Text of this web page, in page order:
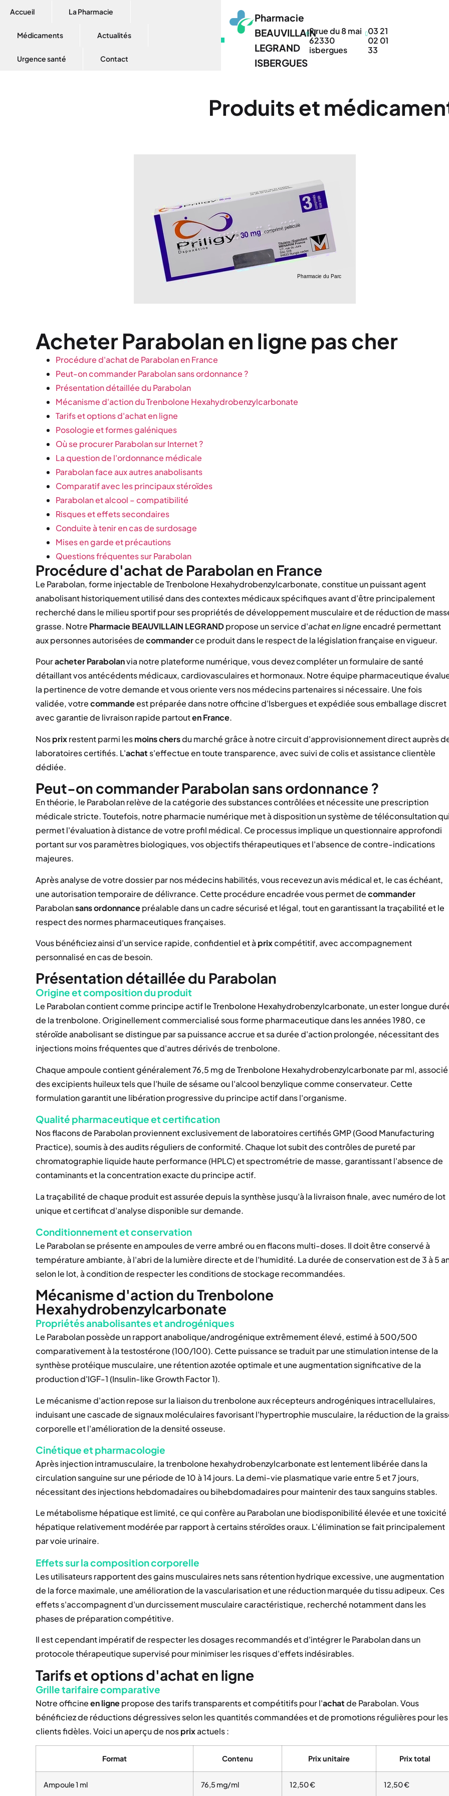
Pharmacie
BEAUVILLAIN
LEGRAND
ISBERGUES
9 rue du 8 mai
62330
isbergues
03 21
02 01
33
Accueil La Pharmacie
Médicaments Actualités
Urgence santé Contact
Produits et
Acheter Parabolan en ligne pas cher
Procédure d'achat de Parabolan en France
Peut-on commander Parabolan sans ordonnance ?
Présentation détaillée du Parabolan
Mécanisme d'action du Trenbolone Hexahydrobenzylcarbonate
Tarifs et options d'achat en ligne
Posologie et formes galéniques
Où se procurer Parabolan sur Internet ?
La question de l'ordonnance médicale
Parabolan face aux autres anabolisants
Comparatif avec les principaux stéroïdes
Parabolan et alcool – compatibilité
Risques et effets secondaires
Conduite à tenir en cas de surdosage
Mises en garde et précautions
Questions fréquentes sur Parabolan
Procédure d'achat de Parabolan en France
Le Parabolan, forme injectable de Trenbolone Hexahydrobenzylcarbonate, constitue un puissant agent
anabolisant historiquement utilisé dans des contextes médicaux spécifiques avant d'être principalement
recherché dans le milieu sportif pour ses propriétés de développement musculaire et de réduction de
grasse. Notre Pharmacie BEAUVILLAIN LEGRANDpropose un service d'achat en ligneencadré permettant
aux personnes autorisées decommanderce produit dans le respect de la législation française en vigueur.
Pouracheter Parabolanvia notre plateforme numérique, vous devez compléter un formulaire de santé
détaillant vos antécédents médicaux, cardiovasculaires et hormonaux. Notre équipe pharmaceutique
la pertinence de votre demande et vous oriente vers nos médecins partenaires si nécessaire. Une fois
validée, votrecommandeest préparée dans notre officine d'Isbergues et expédiée sous emballage discret
avec garantie de livraison rapide partouten France.
Nosprixrestent parmi lesmoins chersdu marché grâce à notre circuit d'approvisionnement direct auprès
laboratoires certifiés. L'achat s'effectue en toute transparence, avec suivi de colis et assistance clientèle
dédiée.
Peut-on commander Parabolan sans ordonnance ?
En théorie, le Parabolan relève de la catégorie des substances contrôlées et nécessite une prescription
médicale stricte. Toutefois, notre pharmacie numérique met à disposition un système de téléconsultation
permet l'évaluation à distance de votre profil médical. Ce processus implique un questionnaire approfondi
portant sur vos paramètres biologiques, vos objectifs thérapeutiques et l'absence de contre-indications
majeures.
Après analyse de votre dossier par nos médecins habilités, vous recevez un avis médical et, le cas échéant,
une autorisation temporaire de délivrance. Cette procédure encadrée vous permet decommander
Parabolansans ordonnancepréalable dans un cadre sécurisé et légal, tout en garantissant la traçabilité et le
respect des normes pharmaceutiques françaises.
Vous bénéficiez ainsi d'un service rapide, confidentiel et à prixcompétitif, avec accompagnement
personnalisé en cas de besoin.
Présentation détaillée du Parabolan
Origine et composition du produit
Le Parabolan contient comme principe actif le Trenbolone Hexahydrobenzylcarbonate, un ester longue
de la trenbolone. Originellement commercialisé sous forme pharmaceutique dans les années 1980, ce
stéroïde anabolisant se distingue par sa puissance accrue et sa durée d'action prolongée, nécessitant des
injections moins fréquentes que d'autres dérivés de trenbolone.
Chaque ampoule contient généralement 76,5 mg de Trenbolone Hexahydrobenzylcarbonate par ml, associé
des excipients huileux tels que l'huile de sésame ou l'alcool benzylique comme conservateur. Cette
formulation garantit une libération progressive du principe actif dans l'organisme.
Qualité pharmaceutique et certification
Nos flacons de Parabolan proviennent exclusivement de laboratoires certifiés GMP (Good Manufacturing
Practice), soumis à des audits réguliers de conformité. Chaque lot subit des contrôles de pureté par
chromatographie liquide haute performance (HPLC) et spectrométrie de masse, garantissant l'absence de
contaminants et la concentration exacte du principe actif.
La traçabilité de chaque produit est assurée depuis la synthèse jusqu'à la livraison finale, avec numéro de lot
unique et certificat d'analyse disponible sur demande.
Conditionnement et conservation
Le Parabolan se présente en ampoules de verre ambré ou en flacons multi-doses. Il doit être conservé à
température ambiante, à l'abri de la lumière directe et de l'humidité. La durée de conservation est de 3 à 5
selon le lot, à condition de respecter les conditions de stockage recommandées.
Mécanisme d'action du Trenbolone
Hexahydrobenzylcarbonate
Propriétés anabolisantes et androgéniques
Le Parabolan possède un rapport anabolique/androgénique extrêmement élevé, estimé à 500/500
comparativement à la testostérone (100/100). Cette puissance se traduit par une stimulation intense de la
synthèse protéique musculaire, une rétention azotée optimale et une augmentation significative de la
production d'IGF-1 (Insulin-like Growth Factor 1).
Le mécanisme d'action repose sur la liaison du trenbolone aux récepteurs androgéniques intracellulaires,
induisant une cascade de signaux moléculaires favorisant l'hypertrophie musculaire, la réduction de la
corporelle et l'amélioration de la densité osseuse.
Cinétique et pharmacologie
Après injection intramusculaire, la trenbolone hexahydrobenzylcarbonate est lentement libérée dans la
circulation sanguine sur une période de 10 à 14 jours. La demi-vie plasmatique varie entre 5 et 7 jours,
nécessitant des injections hebdomadaires ou bihebdomadaires pour maintenir des taux sanguins stables.
Le métabolisme hépatique est limité, ce qui confère au Parabolan une biodisponibilité élevée et une toxicité
hépatique relativement modérée par rapport à certains stéroïdes oraux. L'élimination se fait principalement
par voie urinaire.
Effets sur la composition corporelle
Les utilisateurs rapportent des gains musculaires nets sans rétention hydrique excessive, une augmentation
de la force maximale, une amélioration de la vascularisation et une réduction marquée du tissu adipeux. Ces
effets s'accompagnent d'un durcissement musculaire caractéristique, recherché notamment dans les
phases de préparation compétitive.
Il est cependant impératif de respecter les dosages recommandés et d'intégrer le Parabolan dans un
protocole thérapeutique supervisé pour minimiser les risques d'effets indésirables.
Tarifs et options d'achat en ligne
Grille tarifaire comparative
Notre officineen lignepropose des tarifs transparents et compétitifs pour l'achatde Parabolan. Vous
bénéficiez de réductions dégressives selon les quantités commandées et de promotions régulières pour les
clients fidèles. Voici un aperçu de nosprixactuels :
Format Contenu Prix unitaire Prix total
Ampoule 1 ml 76,5 mg/ml 12,50 € 12,50 €